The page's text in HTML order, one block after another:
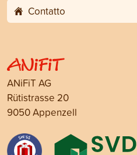
Contatto
ANiFiT AG
Rütistrasse 20
9050 Appenzell